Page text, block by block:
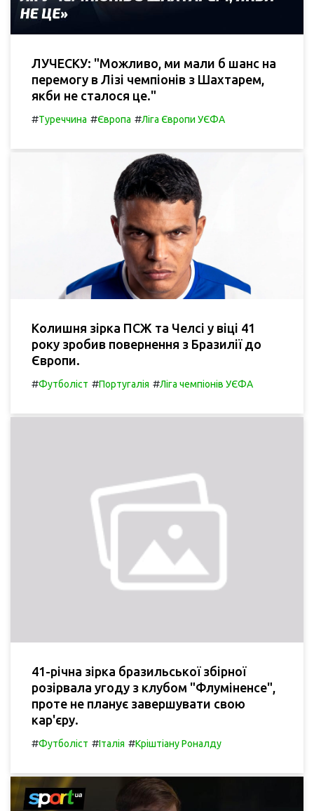
ЛУЧЕСКУ: "Можливо, ми мали б шанс на
перемогу в Лізі чемпіонів з Шахтарем,
якби не сталося це."
#Туреччина #Європа #Ліга Європи УЄФА
Колишня зірка ПСЖ та Челсі у віці 41
року зробив повернення з Бразилії до
Європи.
#Футболіст #Португалія #Ліга чемпіонів УЄФА
41-річна зірка бразильської збірної
розірвала угоду з клубом "Флуміненсе",
проте не планує завершувати свою
кар'єру.
#Футболіст #Італія #Кріштіану Роналду